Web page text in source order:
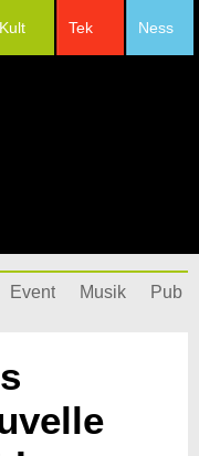
Ness
Tek
Kult
Event Musik Pub